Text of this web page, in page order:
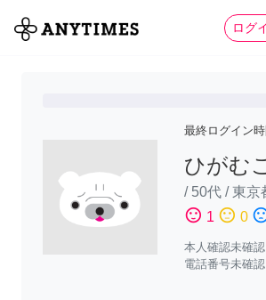
ログ
全て 家
最終ログイン時
ひがむこ
/ 50代 /東京
sentiment_satisfied 1 sentiment_neutral 0
本人確認未確認
電話番号未確認